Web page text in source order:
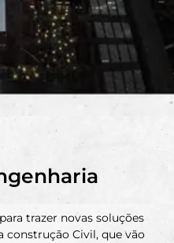
trazer novas soluções
construção Civil, que vão